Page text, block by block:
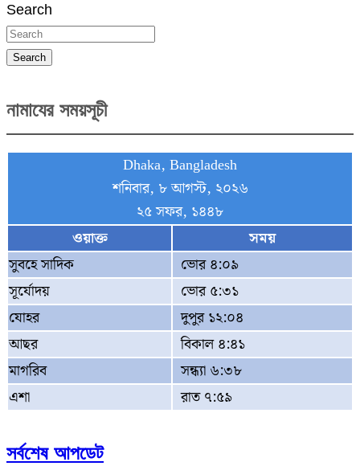
Search
Search
নামাযের সময়সূচী
Dhaka, Bangladesh
শনিবার, ৮ আগস্ট, ২০২৬
২৫ সফর, ১৪৪৮
ওয়াক্ত
সময়
সুবহে সাদিক
ভোর ৪:০৯
সূর্যোদয়
ভোর ৫:৩১
যোহর
দুপুর ১২:০৪
আছর
বিকাল ৪:৪১
মাগরিব
সন্ধ্যা ৬:৩৮
এশা
রাত ৭:৫৯
সর্বশেষ আপডেট